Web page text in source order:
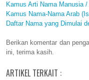
Kamus Arti Nama Manusia /
Kamus Nama-Nama Arab
Daftar Nama yang Dimulai
Berikan komentar dan
ini, terima kasih.
ARTIKEL TERKAIT :